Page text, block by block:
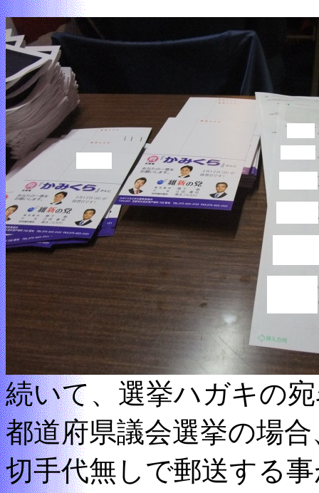
続いて、選挙ハガキの
都道府県議会選挙の場
切手代無しで郵送する